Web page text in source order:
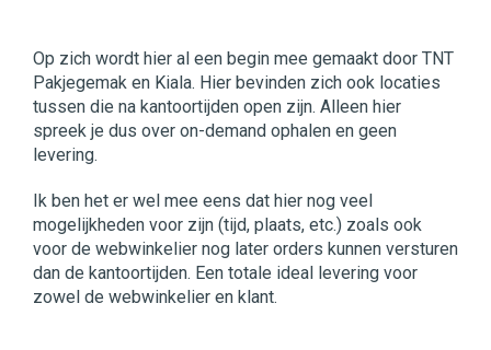
Op zich wordt hier al een begin mee gemaakt door TNT
Pakjegemak en Kiala. Hier bevinden zich ook locaties
tussen die na kantoortijden open zijn. Alleen hier
spreek je dus over on-demand ophalen en geen
levering.
Ik ben het er wel mee eens dat hier nog veel
mogelijkheden voor zijn (tijd, plaats, etc.) zoals ook
voor de webwinkelier nog later orders kunnen versturen
dan de kantoortijden. Een totale ideal levering voor
zowel de webwinkelier en klant.